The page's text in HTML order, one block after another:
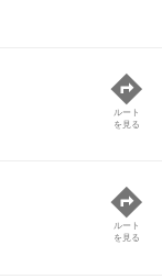
ルート
を見る
ルート
を見る